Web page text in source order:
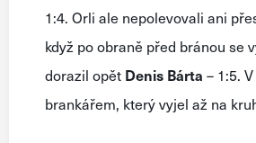
1:4. Orli ale nepolevovali ani
když po obraně před bránou se
dorazil opět Denis Bárta – 1:5.
brankářem, který vyjel až na